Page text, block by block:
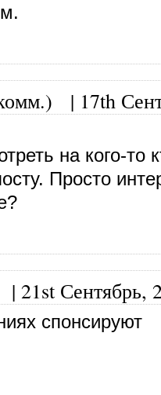
| 17th
на кого-то
Просто
| 21st Сентябрь,
спонсируют